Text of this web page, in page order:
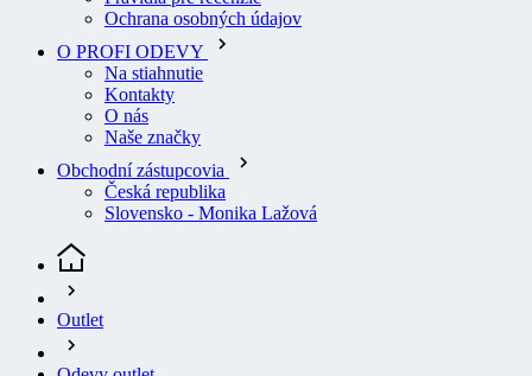
O PROFI ODEVY
Na stiahnutie
Kontakty
O nás
Naše značky
Obchodní zástupcovia
Česká republika
Slovensko - Monika Lažová
Odevy outlet